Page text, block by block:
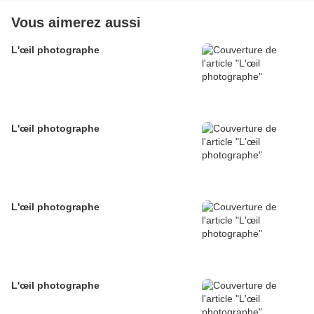
Vous aimerez aussi
L'œil photographe
L'œil photographe
L'œil photographe
L'œil photographe